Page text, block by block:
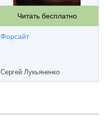
Читать бесплатно
Форсайт
Сергей Лукьяненко